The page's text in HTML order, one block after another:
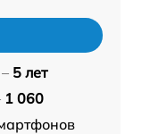
5 лет
1 060